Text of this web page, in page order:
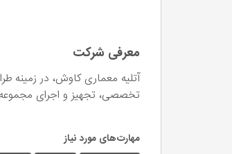
معرفی شرکت
آتلیه معماری کاوش، در زمینه
تخصصی، تجهیز و اجرای
مهارت‌های مورد نیاز